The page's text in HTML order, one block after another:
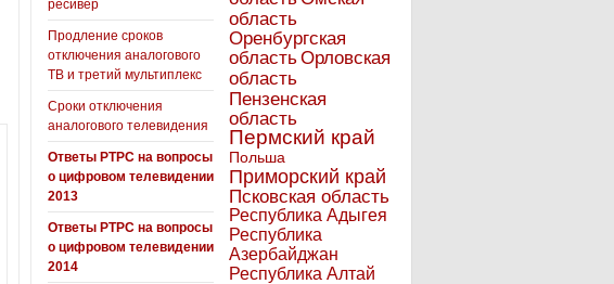
ресивер
Продление сроков
отключения аналогового
ТВ и третий мультиплекс
Сроки отключения
аналогового телевидения
Ответы РТРС на вопросы
о цифровом телевидении
2013
Ответы РТРС на вопросы
о цифровом телевидении
2014
область
Оренбургская
областьОрловская
область
Пензенская
область
Пермский край
Польша
Приморский край
Псковская область
Республика Адыгея
Республика
Азербайджан
Республика Алтай